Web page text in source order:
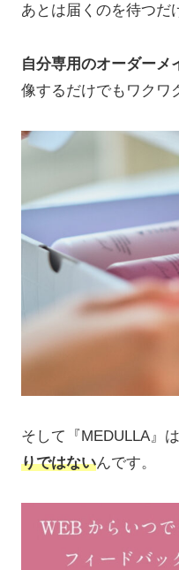
あとは届くのを待つだ
自分専用のオーダーメ
像するだけでもワクワ
そして『MEDULLA』は
りではないんです。